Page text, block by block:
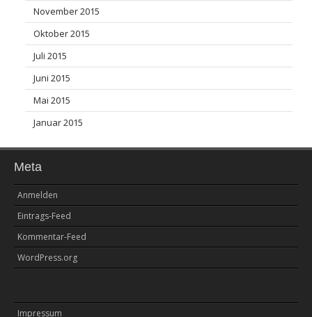
November 2015
Oktober 2015
Juli 2015
Juni 2015
Mai 2015
Januar 2015
Meta
Anmelden
Eintrags-Feed
Kommentar-Feed
WordPress.org
Impressum